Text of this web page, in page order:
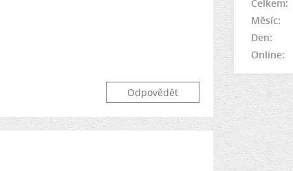
Odpovědět
Online:
Celkem:
Měsíc:
Den: